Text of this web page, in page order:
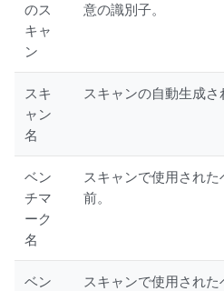
のス
キャ
ン
意の識別子。
スキ
ャン
名
スキャンの自動生成さ
ベン
チマ
ーク
名
スキャンで使用され
前。
ベン
スキャンで使用され